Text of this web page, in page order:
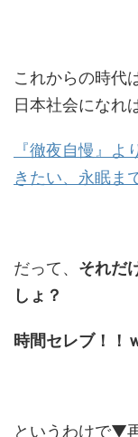
これからの時代
日本社会になれ
『徹夜自慢』
きたい、永眠ま
だって、 それだ
しょ？
時間セレブ！！
というわけで▼